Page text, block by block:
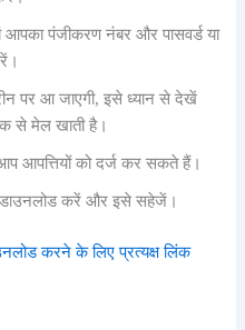
पंजीकरण नंबर और पासवर्ड या
पर आ जाएगी, इसे ध्यान से देखें
से मेल खाती है।
आपत्तियों को दर्ज कर सकते हैं।
करें और इसे सहेजें।
करने के लिए प्रत्यक्ष लिंक